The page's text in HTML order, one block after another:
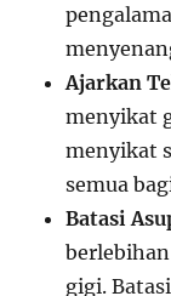
Ajarkan
menyikat
menyikat
semua
Batasi
gigi.